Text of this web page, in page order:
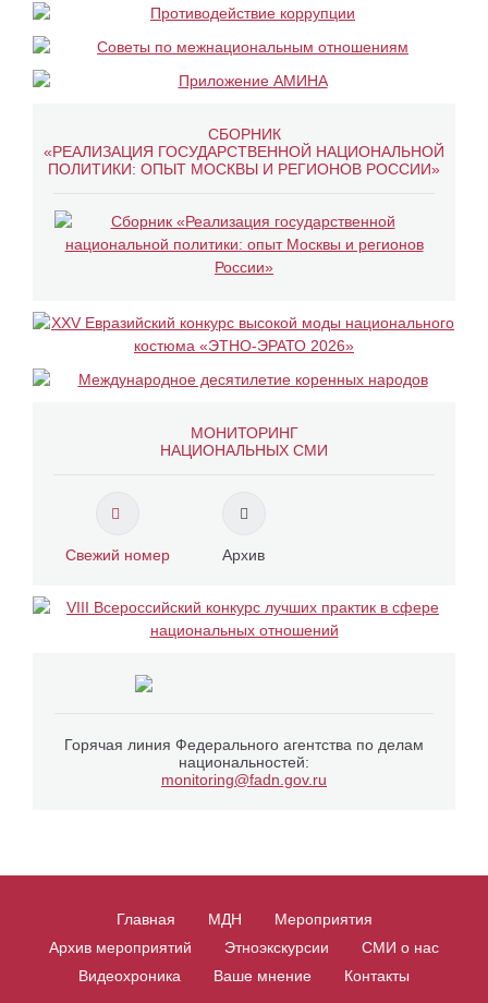
СБОРНИК
«РЕАЛИЗАЦИЯ ГОСУДАРСТВЕННОЙ НАЦИОНАЛЬНОЙ
ПОЛИТИКИ: ОПЫТ МОСКВЫ И РЕГИОНОВ РОССИИ»
МОНИТОРИНГ
НАЦИОНАЛЬНЫХ СМИ
Свежий номер Архив
Горячая линия Федерального агентства по делам
национальностей:
monitoring@fadn.gov.ru
Главная МДН
Мероприятия
Архив мероприятий
Этноэкскурсии
СМИ о нас
Видеохроника
Ваше мнение Контакты